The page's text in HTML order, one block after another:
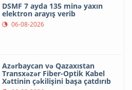
DSMF 7 ayda 135 minə yaxın
elektron arayış verib
06-08-2026
Azərbaycan və Qazaxıstan
Transxəzər Fiber-Optik Kabel
Xəttinin çəkilişini başa çatdırıb